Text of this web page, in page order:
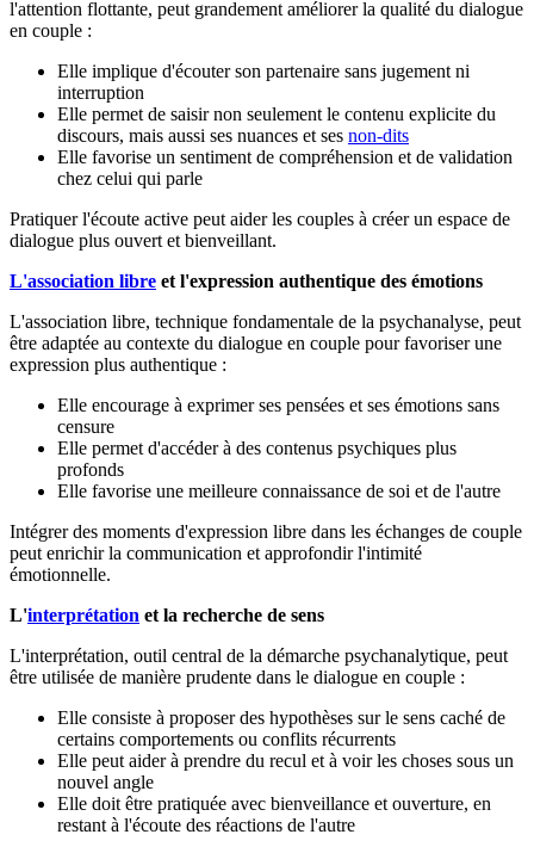
l'attention flottante, peut grandement améliorer la qualité du dialogue
en couple :
Elle implique d'écouter son partenaire sans jugement ni
interruption
Elle permet de saisir non seulement le contenu explicite du
discours, mais aussi ses nuances et ses non-dits
Elle favorise un sentiment de compréhension et de validation
chez celui qui parle
Pratiquer l'écoute active peut aider les couples à créer un espace de
dialogue plus ouvert et bienveillant.
L'association libre et l'expression authentique des émotions
L'association libre, technique fondamentale de la psychanalyse, peut
être adaptée au contexte du dialogue en couple pour favoriser une
expression plus authentique :
Elle encourage à exprimer ses pensées et ses émotions sans
censure
Elle permet d'accéder à des contenus psychiques plus
profonds
Elle favorise une meilleure connaissance de soi et de l'autre
Intégrer des moments d'expression libre dans les échanges de couple
peut enrichir la communication et approfondir l'intimité
émotionnelle.
L'interprétation et la recherche de sens
L'interprétation, outil central de la démarche psychanalytique, peut
être utilisée de manière prudente dans le dialogue en couple :
Elle consiste à proposer des hypothèses sur le sens caché de
certains comportements ou conflits récurrents
Elle peut aider à prendre du recul et à voir les choses sous un
nouvel angle
Elle doit être pratiquée avec bienveillance et ouverture, en
restant à l'écoute des réactions de l'autre